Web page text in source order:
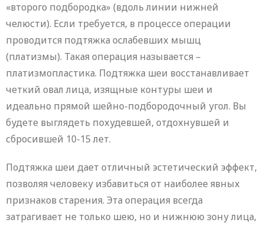
«второго подбородка» (вдоль линии нижней
челюсти). Если требуется, в процессе операции
проводится подтяжка ослабевших мышц
(платизмы). Такая операция называется –
платизмопластика. Подтяжка шеи восстанавливает
четкий овал лица, изящные контуры шеи и
идеально прямой шейно-подбородочный угол. Вы
будете выглядеть похудевшей, отдохнувшей и
сбросившей 10-15 лет.
Подтяжка шеи дает отличный эстетический эффект,
позволяя человеку избавиться от наиболее явных
признаков старения. Эта операция всегда
затрагивает не только шею, но и нижнюю зону лица,